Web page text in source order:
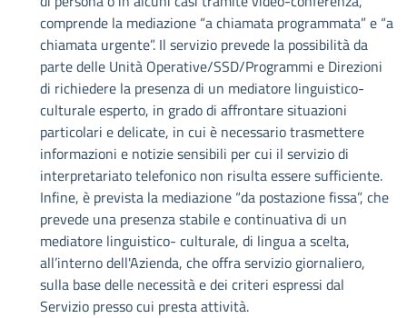
comprende la mediazione “a chiamata programmata” e “a
chiamata urgente”. Il servizio prevede la possibilità da
parte delle Unità Operative/SSD/Programmi e Direzioni
di richiedere la presenza di un mediatore linguistico-
culturale esperto, in grado di affrontare situazioni
particolari e delicate, in cui è necessario trasmettere
informazioni e notizie sensibili per cui il servizio di
interpretariato telefonico non risulta essere sufficiente.
Infine, è prevista la mediazione “da postazione fissa”, che
prevede una presenza stabile e continuativa di un
mediatore linguistico- culturale, di lingua a scelta,
all’interno dell'Azienda, che offra servizio giornaliero,
sulla base delle necessità e dei criteri espressi dal
Servizio presso cui presta attività.